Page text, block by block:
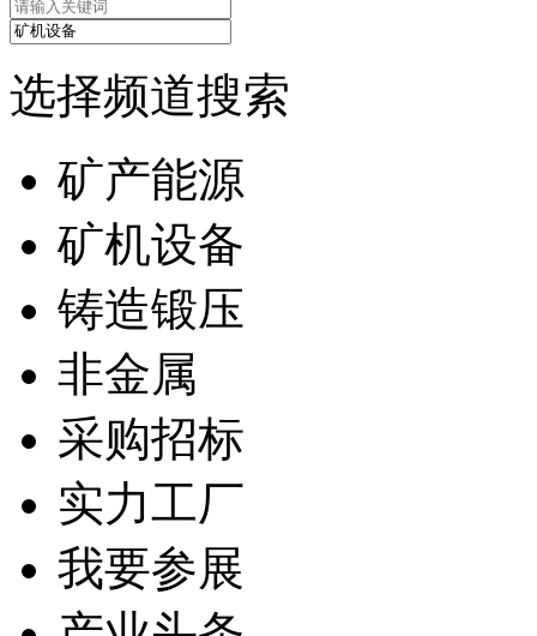
选择频道搜索
矿产能源
矿机设备
铸造锻压
非金属
采购招标
实力工厂
我要参展